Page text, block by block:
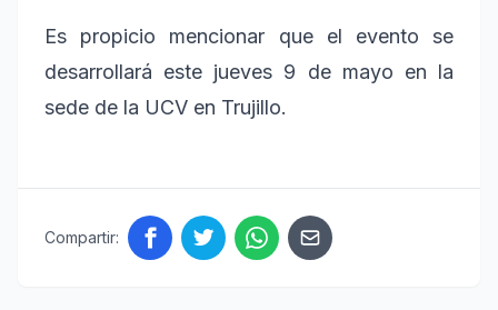
Es propicio mencionar que el evento se
desarrollará este jueves 9 de mayo en la
sede de la UCV en Trujillo.
Compartir: